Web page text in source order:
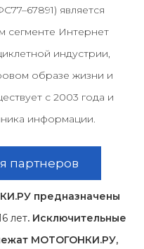
является
сегменте Интернет
индустрии,
образе жизни и
с 2003 года и
информации.
партнеров
предназначены
лет. Исключительные
МОТОГОНКИ.РУ,